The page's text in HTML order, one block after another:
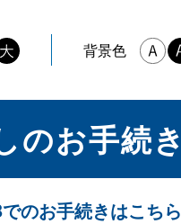
背景色
のお手続き
のお手続きはこちら